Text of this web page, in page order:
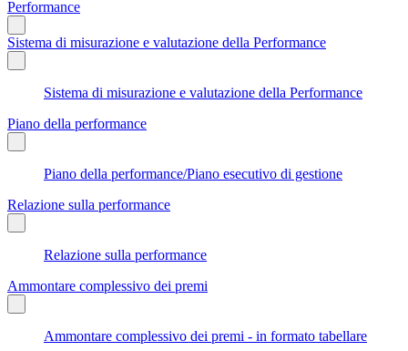
Performance
Sistema di misurazione e valutazione della Performance
Sistema di misurazione e valutazione della Performance
Piano della performance
Piano della performance/Piano esecutivo di gestione
Relazione sulla performance
Relazione sulla performance
Ammontare complessivo dei premi
Ammontare complessivo dei premi - in formato tabellare